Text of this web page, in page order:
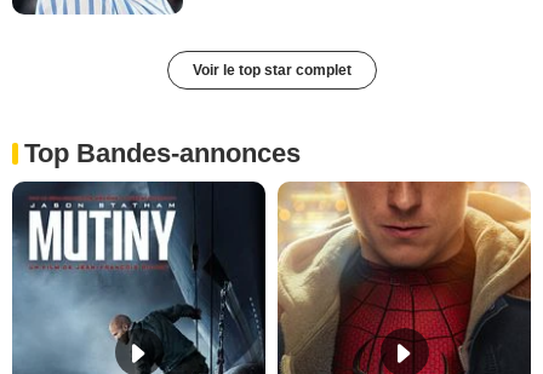
Voir le top star complet
Top Bandes-annonces